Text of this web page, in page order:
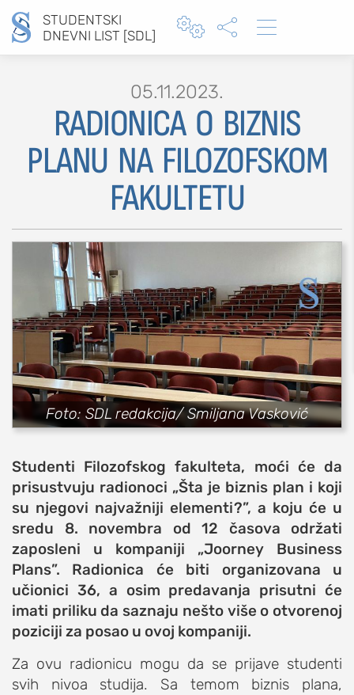
STUDENTSKI
DNEVNI LIST [SDL]
  
Type 2 or more characters for results.
prijava
SEKCIJE
društvo
kultura
sport
fudbal
košarka
rukomet
e-sport
ostali sportovi
zabava
muzika
putovanja
moda i stil
studenti
organizacije
konkursi
05.11.2023.
RADIONICA O BIZNIS
PLANU NA FILOZOFSKOM
FAKULTETU
Foto: SDL redakcija/ Smiljana Vasković
Studenti Filozofskog fakulteta, moći će da
prisustvuju radionoci „Šta je biznis plan i koji
su njegovi najvažniji elementi?”, a koju će u
sredu 8. novembra od 12 časova održati
zaposleni u kompaniji „Joorney Business
Plans”. Radionica će biti organizovana u
učionici 36, a osim predavanja prisutni će
imati priliku da saznaju nešto više o otvorenoj
poziciji za posao u ovoj kompaniji.
Za ovu radionicu mogu da se prijave studenti
svih nivoa studija. Sa temom biznis plana,